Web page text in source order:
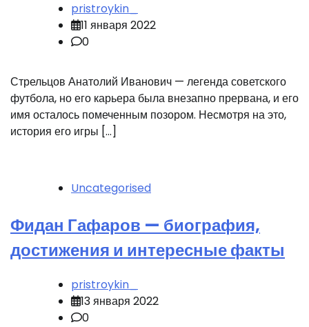
pristroykin_
11 января 2022
0
Стрельцов Анатолий Иванович — легенда советского
футбола, но его карьера была внезапно прервана, и его
имя осталось помеченным позором. Несмотря на это,
история его игры […]
Uncategorised
Фидан Гафаров — биография,
достижения и интересные факты
pristroykin_
13 января 2022
0